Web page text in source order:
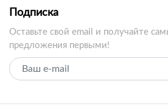
Подписка
Оставьте свой email и получайте
предложения первыми!